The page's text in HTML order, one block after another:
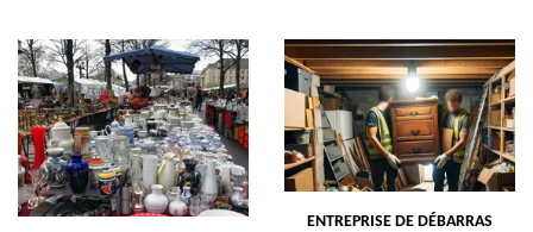
ENTREPRISE DE DÉBARRAS